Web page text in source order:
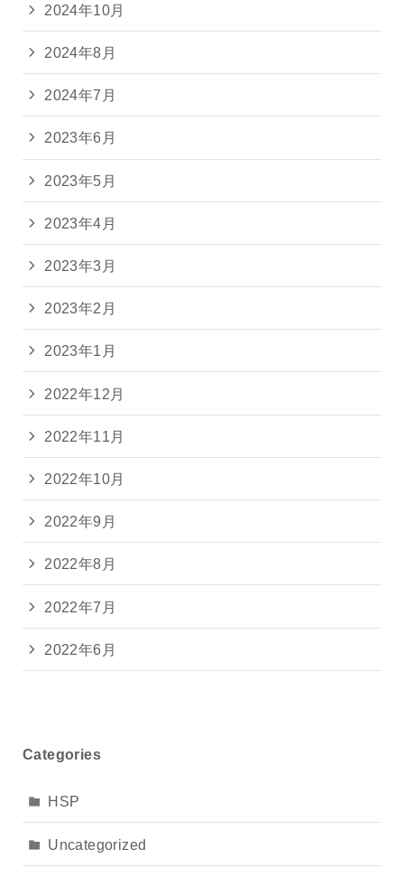
2024年10月
2024年8月
2024年7月
2023年6月
2023年5月
2023年4月
2023年3月
2023年2月
2023年1月
2022年12月
2022年11月
2022年10月
2022年9月
2022年8月
2022年7月
2022年6月
Categories
HSP
Uncategorized